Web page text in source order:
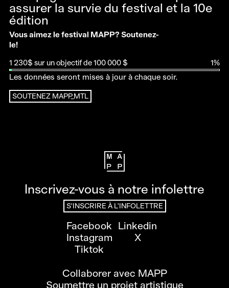
assurer la survie du festival et la 10e
édition
Vous aimez le festival MAPP? Soutenez-
le!
1 230$ sur un objectif de 100 000 $
1%
Les données seront mises à jour à chaque soir.
SOUTENEZ MAPP_MTL
Inscrivez-vous à notre infolettre
S'INSCRIRE À L'INFOLETTRE
Facebook
Instagram
Tiktok
Linkedin
X
Collaborer avec MAPP
Soumettre un projet artistique